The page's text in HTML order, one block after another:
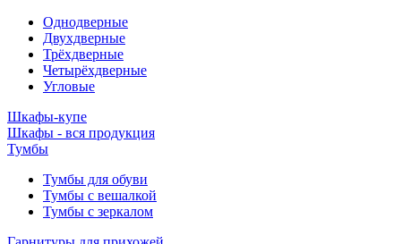
Однодверные
Двухдверные
Трёхдверные
Четырёхдверные
Угловые
Шкафы-купе
Шкафы - вся продукция
Тумбы
Тумбы для обуви
Тумбы с вешалкой
Тумбы с зеркалом